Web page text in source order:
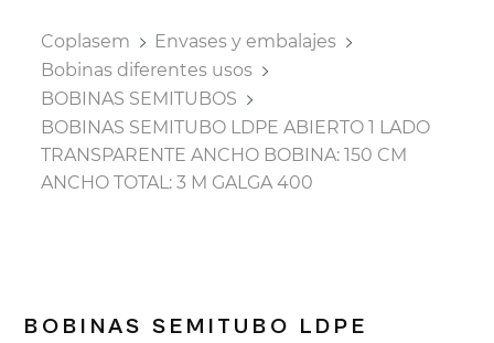
Coplasem
Envases y embalajes
Bobinas diferentes usos
BOBINAS SEMITUBOS
BOBINAS SEMITUBO LDPE ABIERTO 1 LADO
TRANSPARENTE ANCHO BOBINA: 150 CM
ANCHO TOTAL: 3 M GALGA 400
BOBINAS SEMITUBO LDPE